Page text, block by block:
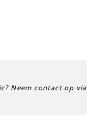
Neem contact op via